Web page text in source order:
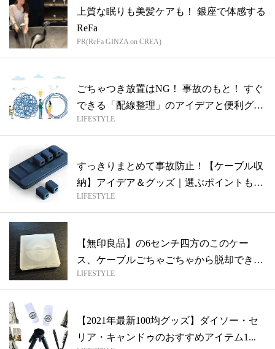
上質な眠りも美髪ケアも！ 銀座で体感する
ReFa
PR(ReFa GINZA on CREA)
ごちゃつき放置はNG！ 事故のもと！ すぐ
できる「配線整理」のアイデアと便利グ
ッ...
LIFESTYLE
すっきりまとめて事故防止！【ケーブル収
納】アイデア＆グッズ｜選ぶポイントも紹
介
LIFESTYLE
【無印良品】の6センチ四方のこのケー
ス、ケーブルごちゃごちゃから脱却できる
優れも...
LIFESTYLE
【2021年最新100均グッズ】ダイソー・セ
リア・キャンドゥのおすすめアイテム1...